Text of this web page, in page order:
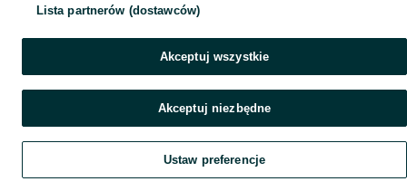
Szukaj Obserwujesz Dodaj Czat Konto
Lista partnerów (dostawców)
Akceptuj wszystkie
Akceptuj niezbędne
Ustaw preferencje